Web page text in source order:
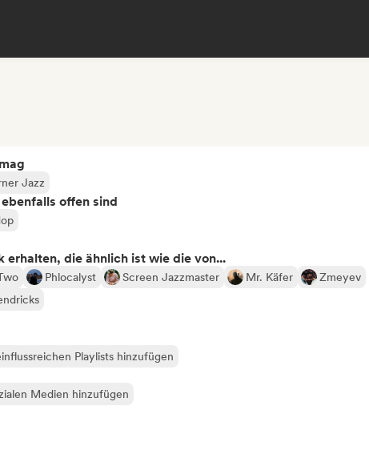
Jazz
offen sind
erhalten, die ähnlich ist wie die von...
Phlocalyst Screen Jazzmaster Mr. Käfer
Zmeyev
Playlists hinzufügen
Medien hinzufügen